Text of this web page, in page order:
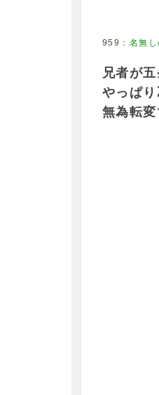
959 ： 名無
兄者が
やっぱ
無為転